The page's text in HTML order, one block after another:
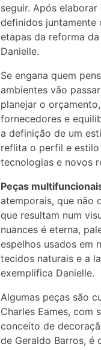
seguir. Após
definidos juntamente
etapas da reforma
Danielle.
Se engana quem
ambientes vão
planejar o
fornecedores e
a definição de um
reflita o perfil e
tecnologias e novos
Peças
atemporais, que não
que resultam num
nuances é eterna,
espelhos usados em
tecidos naturais e a
exemplifica Danielle.
Algumas peças são
Charles Eames, com
conceito de
de Geraldo Barros, é